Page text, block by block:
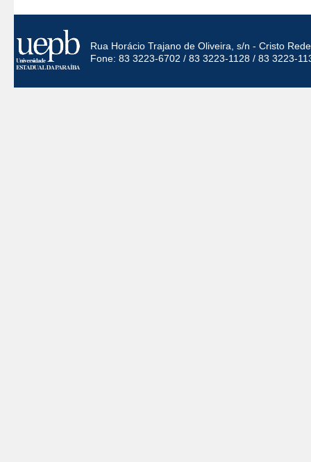
Rua Horácio Trajano de Oliveira, s/n - Cristo
Fone: 83 3223-6702 / 83 3223-1128 / 83 3223-